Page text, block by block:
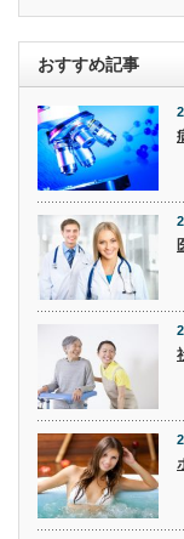
おすすめ記事